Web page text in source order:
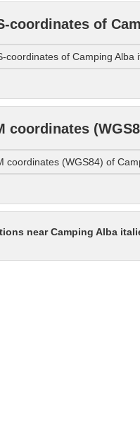
coordinates of
coordinates of Camping Alba
coordinates
coordinates (WGS84) of
near Camping Alba